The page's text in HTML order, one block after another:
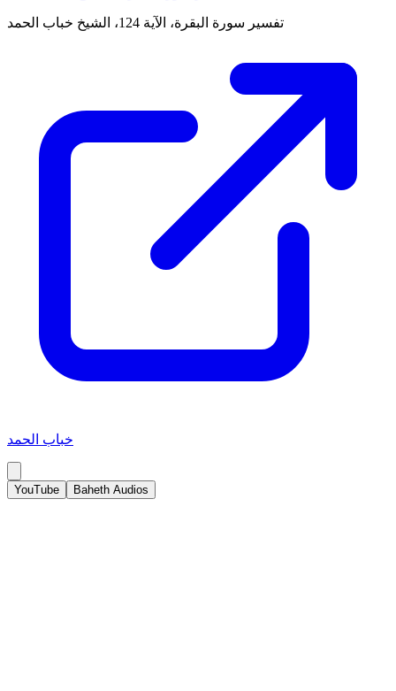
تفسير سورة البقرة، الآية 124، الشيخ خباب الحمد
خباب الحمد
YouTube Baheth Audios